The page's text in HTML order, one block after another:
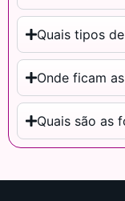
Quais tipos
Onde ficam
Quais são as